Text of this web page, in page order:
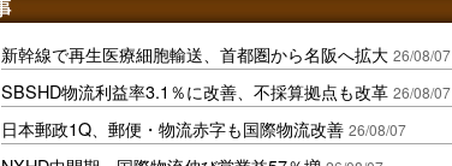
新幹線で再生医療細胞輸送、首都圏から名阪へ拡大 26/08/07
SBSHD物流利益率3.1％に改善、不採算拠点も改革 26/08/07
日本郵政1Q、郵便・物流赤字も国際物流改善 26/08/07